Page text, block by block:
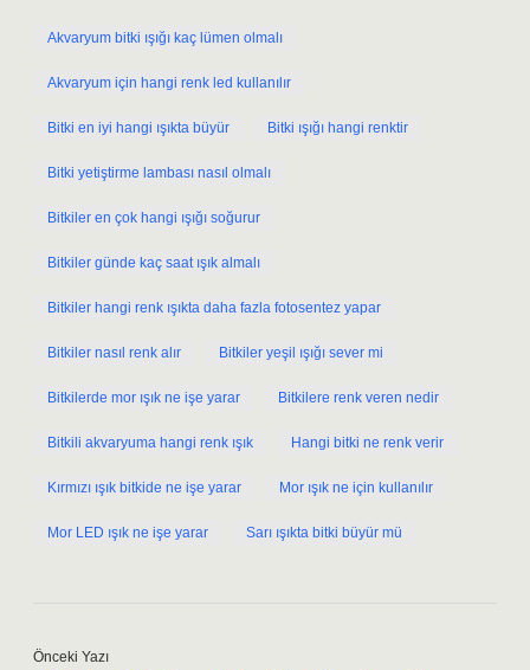
Akvaryum bitki ışığı kaç lümen olmalı
Akvaryum için hangi renk led kullanılır
Bitki en iyi hangi ışıkta büyür Bitki ışığı hangi renktir
Bitki yetiştirme lambası nasıl olmalı
Bitkiler en çok hangi ışığı soğurur
Bitkiler günde kaç saat ışık almalı
Bitkiler hangi renk ışıkta daha fazla fotosentez yapar
Bitkiler nasıl renk alır Bitkiler yeşil ışığı sever mi
Bitkilerde mor ışık ne işe yarar Bitkilere renk veren nedir
Bitkili akvaryuma hangi renk ışık Hangi bitki ne renk verir
Kırmızı ışık bitkide ne işe yarar Mor ışık ne için kullanılır
Mor LED ışık ne işe yarar Sarı ışıkta bitki büyür mü
Önceki Yazı